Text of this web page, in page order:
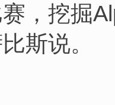
赛，挖掘
斯说。